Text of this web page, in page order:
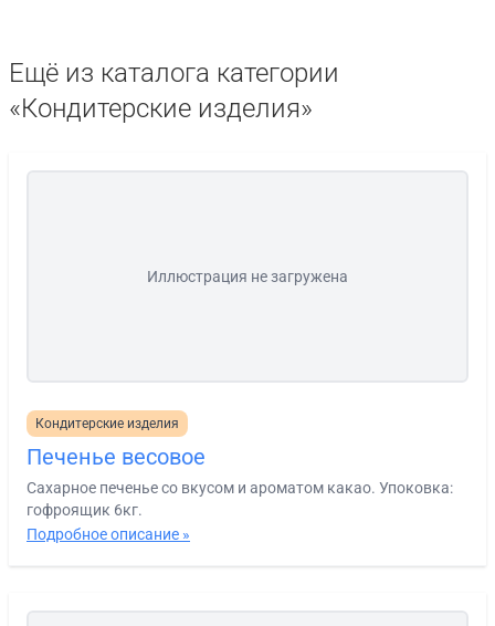
Ещё из каталога категории
«Кондитерские изделия»
Иллюстрация не загружена
Кондитерские изделия
Печенье весовое
Сахарное печенье со вкусом и ароматом какао. Упоковка:
гофроящик 6кг.
Подробное описание »